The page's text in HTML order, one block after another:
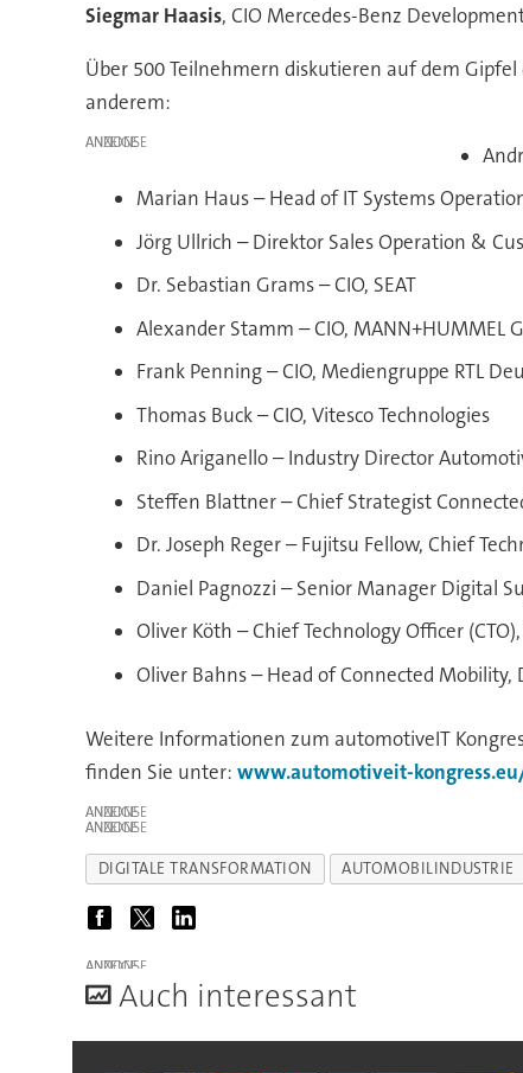
Siegmar Haasis, CIO Mercedes-Benz
Über 500 Teilnehmern diskutieren auf dem
anderem:
ANZEIGE
Marian Haus – Head of IT Systems
Jörg Ullrich – Direktor Sales Operation &
Dr. Sebastian Grams – CIO, SEAT
Alexander Stamm – CIO, MANN+HUMMEL
Frank Penning – CIO, Mediengruppe RTL
Thomas Buck – CIO, Vitesco Technologies
Rino Ariganello – Industry Director
Steffen Blattner – Chief Strategist
Dr. Joseph Reger – Fujitsu Fellow, Chief
Daniel Pagnozzi – Senior Manager Digital
Oliver Köth – Chief Technology Officer
Oliver Bahns – Head of Connected Mobility,
Weitere Informationen zum automotiveIT
finden Sie unter: www.automotiveit-
ANZEIGE
ANZEIGE
DIGITALE TRANSFORMATION AUTOMOBILINDUSTRIE
ANZEIGE
Auch interessant